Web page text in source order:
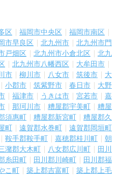
区 福岡市中央区
福岡市南区
市早良区 北九州市
北九州市門
戸畑区 北九州市小倉北区
北九
北九州市八幡西区
大牟田市
市 柳川市 八女市 筑後市
大
小郡市 筑紫野市 春日市
大野
福津市 うきは市 宮若市
嘉
那珂川市 糟屋郡宇美町
糟屋
須惠町 糟屋郡新宮町
糟屋郡久
町 遠賀郡水巻町
遠賀郡岡垣町
鞍手郡鞍手町 嘉穂郡桂川町
朝
潴郡大木町 八女郡広川町
田川
糸田町 田川郡川崎町
田川郡福
こ町 築上郡吉富町
築上郡上毛